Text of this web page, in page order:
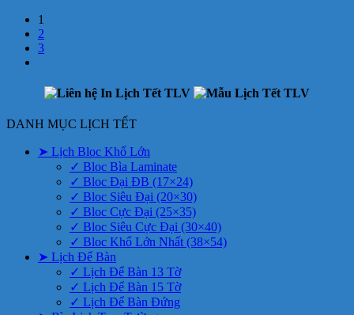
1
2
3
DANH MỤC LỊCH TẾT
➤ Lịch Bloc Khổ Lớn
✓ Bloc Bìa Laminate
✓ Bloc Đại ĐB (17×24)
✓ Bloc Siêu Đại (20×30)
✓ Bloc Cực Đại (25×35)
✓ Bloc Siêu Cực Đại (30×40)
✓ Bloc Khổ Lớn Nhất (38×54)
➤ Lịch Để Bàn
✓ Lịch Để Bàn 13 Tờ
✓ Lịch Để Bàn 15 Tờ
✓ Lịch Để Bàn Đứng